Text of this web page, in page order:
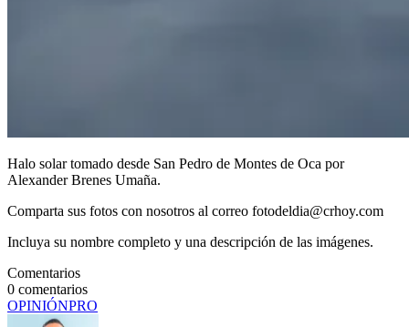
Halo solar tomado desde San Pedro de Montes de Oca por
Alexander Brenes Umaña.
Comparta sus fotos con nosotros al correo fotodeldia@crhoy.com
Incluya su nombre completo y una descripción de las imágenes.
Comentarios
0 comentarios
OPINIÓNPRO